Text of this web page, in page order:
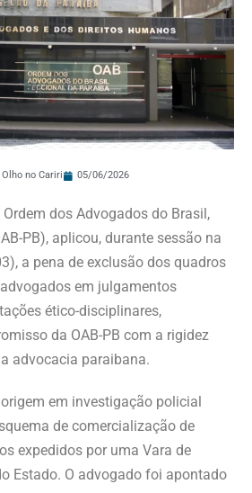
Olho no Cariri 05/06/2026
dos Advogados do Brasil,
PB), aplicou, durante sessão na
a pena de exclusão dos quadros
em julgamentos
ético-disciplinares,
da OAB-PB com a rigidez
advocacia paraibana.
em investigação policial
de comercialização de
expedidos por uma Vara de
Estado. O advogado foi apontado